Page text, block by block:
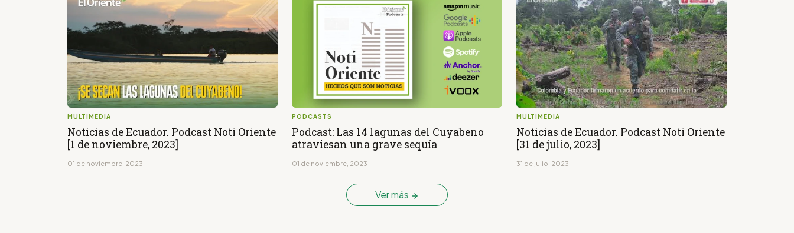
MULTIMEDIA
Noticias de Ecuador. Podcast Noti Oriente
[1 de noviembre, 2023]
01 de noviembre, 2023
PODCASTS
Podcast: Las 14 lagunas del Cuyabeno
atraviesan una grave sequía
01 de noviembre, 2023
MULTIMEDIA
Noticias de Ecuador. Podcast Noti Oriente
[31 de julio, 2023]
31 de julio, 2023
Ver más